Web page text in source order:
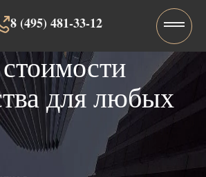
8 (495) 481-33-12‬‬
для любых